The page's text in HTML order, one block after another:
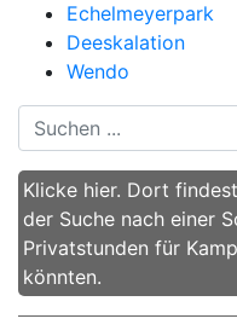
Echelmeyerpark
Deeskalation
Wendo
Klicke hier. Dort
der Suche nach einer
Privatstunden für
könnten.